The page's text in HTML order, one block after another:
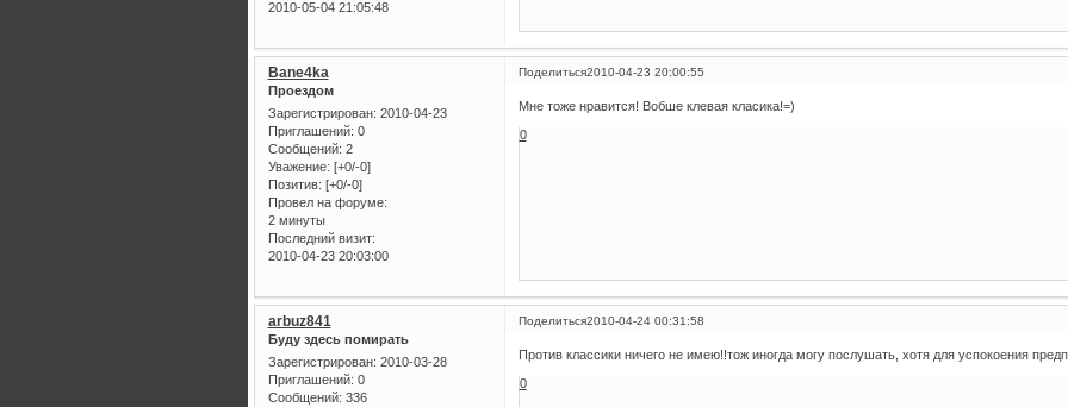
2010-05-04 21:05:48
Поделиться2010-04-23 20:00:55
Bane4ka
Проездом
Зарегистрирован: 2010-04-23
Приглашений: 0
Сообщений: 2
Уважение: [+0/-0]
Позитив: [+0/-0]
Провел на форуме:
2 минуты
Последний визит:
2010-04-23 20:03:00
Мне тоже нравится! Вобше клевая класика!=)
0
Поделиться2010-04-24 00:31:58
arbuz841
Буду здесь помирать
Зарегистрирован: 2010-03-28
Приглашений: 0
Сообщений: 336
Против классики ничего не имею!!тож иногда могу послушать, хотя для успокоения
0